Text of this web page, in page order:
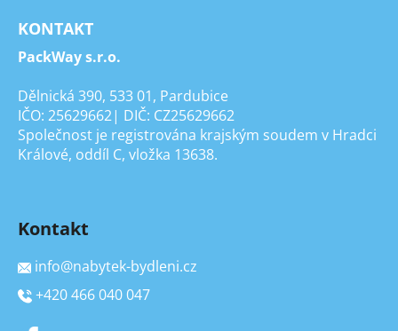
KONTAKT
PackWay s.r.o.
Dělnická 390, 533 01, Pardubice
IČO: 25629662| DIČ: CZ25629662
Společnost je registrována krajským soudem v Hradci
Králové, oddíl C, vložka 13638.
Kontakt
info@nabytek-bydleni.cz
+420 466 040 047